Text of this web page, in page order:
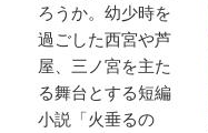
ろうか。幼少時を
過ごした西宮や芦
屋、三ノ宮を主た
る舞台とする短編
小説「火垂るの